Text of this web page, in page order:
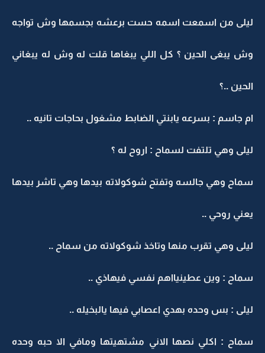
ليلى من اسمعت اسمه حست برعشه بجسمها وش تواجه
وش يبغى الحين ؟ كل اللي يبغاها قلت له وش له يبغاني
الحين ..؟
ام جاسم : بسرعه يابنتي الضابط مشغول بحاجات تانيه ..
ليلى وهي تلتفت لسماح : اروح له ؟
سماح وهي جالسه وتفتح شوكولاته بيدها وهي تاشر بيدها
يعني روحي ..
ليلى وهي تقرب منها وتاخذ شوكولاته من سماح ..
سماح : وين عطينيااهم نفسي فيهاذي ..
ليلى : بس وحده بهدي اعصابي فيها يالبخيله ..
سماح : اكلي نصها الاني مشتهيتها ومافي الا حبه وحده